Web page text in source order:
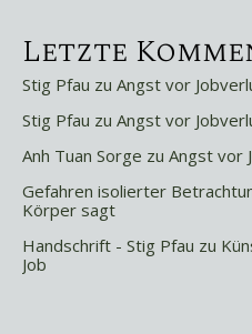
Letzte
Stig Pfau zu Angst vor
Stig Pfau zu Angst vor
Anh Tuan Sorge zu Angst vor
Gefahren isolierter
Körper sagt
Handschrift - Stig Pfau zu
Job